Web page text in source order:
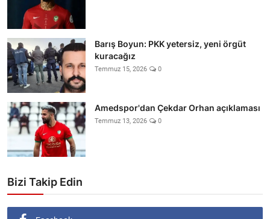
Barış Boyun: PKK yetersiz, yeni örgüt
kuracağız
Temmuz 15, 2026 0
Amedspor'dan Çekdar Orhan açıklaması
Temmuz 13, 2026 0
Bizi Takip Edin